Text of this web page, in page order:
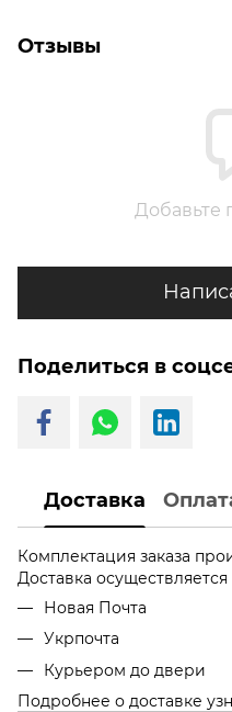
Отзывы
Добавьте
Поделиться в
Доставка
Комплектация заказа
Доставка
Новая Почта
Укрпочта
Курьером до двери
Подробнее о доставке